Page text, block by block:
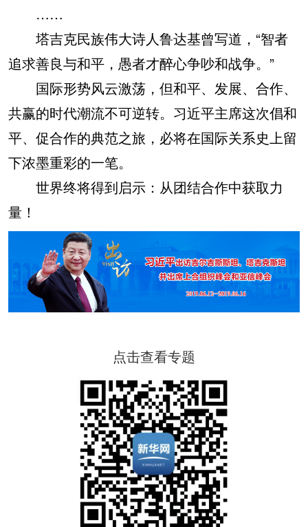
……
塔吉克民族伟大诗人鲁达基曾写道，“智者
追求善良与和平，愚者才醉心争吵和战争。”
国际形势风云激荡，但和平、发展、合作、
共赢的时代潮流不可逆转。习近平主席这次倡和
平、促合作的典范之旅，必将在国际关系史上留
下浓墨重彩的一笔。
世界终将得到启示：从团结合作中获取力
量！
点击查看专题